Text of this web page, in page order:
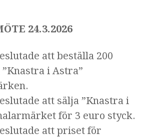
24.3.2026
att beställa 200
i Astra”
att sälja ”Knastra i
för 3 euro styck.
att priset för